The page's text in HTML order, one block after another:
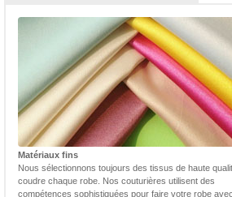
Matériaux fins
Nous sélectionnons toujours des tissus de haute
coudre chaque robe. Nos couturières utilisent des
compétences sophistiquées pour faire votre robe